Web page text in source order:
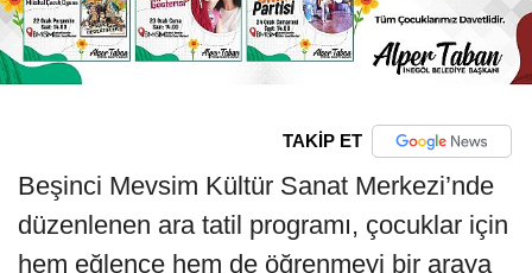
TAKİP ET
Beşinci Mevsim Kültür Sanat Merkezi’nde
düzenlenen ara tatil programı, çocuklar için
hem eğlence hem de öğrenmeyi bir araya